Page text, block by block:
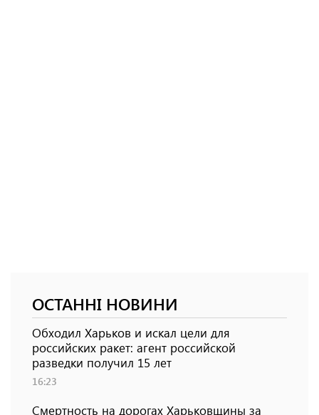
ОСТАННІ НОВИНИ
Обходил Харьков и искал цели для
российских ракет: агент российской
разведки получил 15 лет
16:23
Смертность на дорогах Харьковщины за